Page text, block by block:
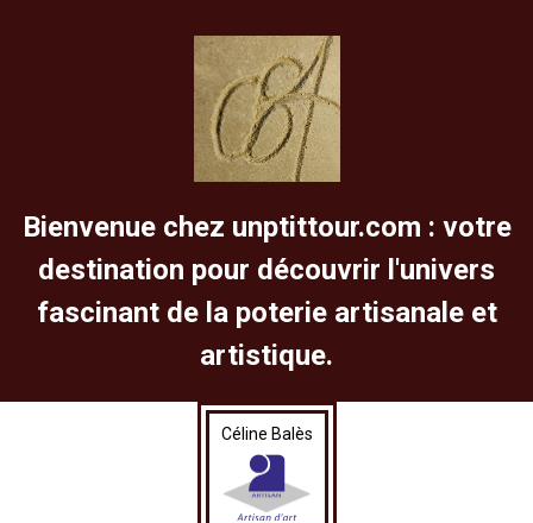
Bienvenue chez unptittour.com : votre
destination pour découvrir l'univers
fascinant de la poterie artisanale et
artistique.
Céline Balès